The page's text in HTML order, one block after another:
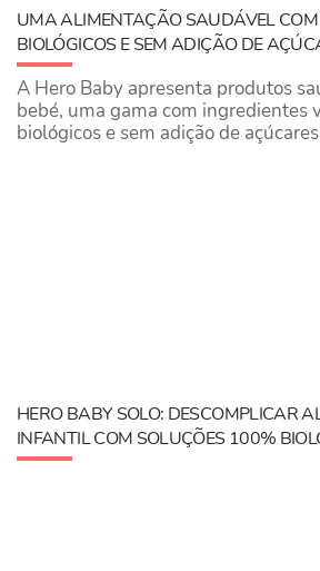
UMA ALIMENTAÇÃO SAUDÁVEL
BIOLÓGICOS E SEM ADIÇÃO DE
A Hero Baby apresenta produtos
bebé, uma gama com ingredientes
biológicos e sem adição de
HERO BABY SOLO: DESCOMPLICAR
INFANTIL COM SOLUÇÕES 100%